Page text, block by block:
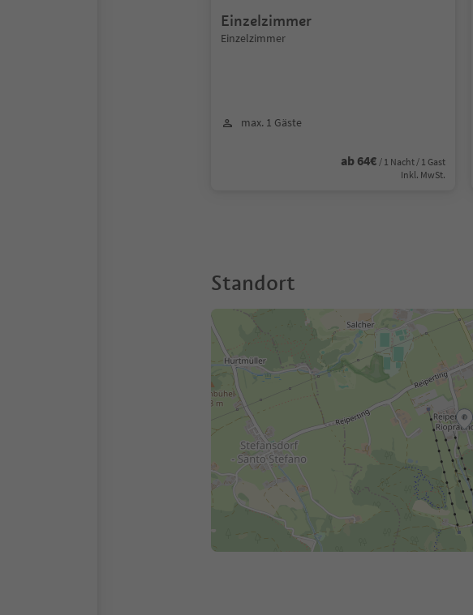
Einzelzimmer
Einzelzimmer
max. 1 Gäste
ab 64€ / 1 Nacht / 1 Gast
Inkl. MwSt.
Standort